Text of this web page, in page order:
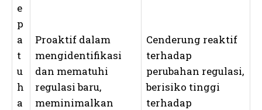
e
p
a
t
u
h
a
Proaktif dalam
mengidentifikasi
dan mematuhi
regulasi baru,
meminimalkan
Cenderung reaktif
terhadap
perubahan regulasi,
berisiko tinggi
terhadap